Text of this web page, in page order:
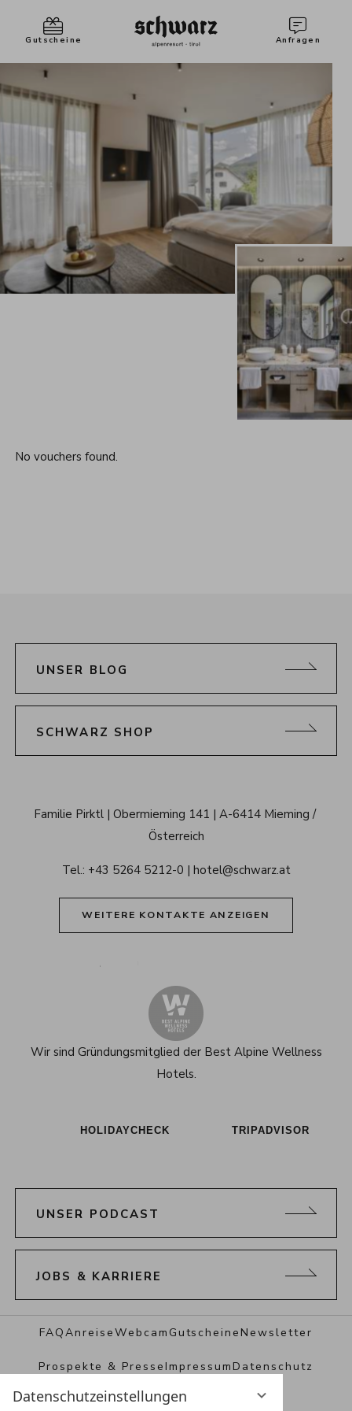
Datenschutzeinstellungen
Gutscheine Anfragen
No vouchers found.
UNSER BLOG
SCHWARZ SHOP
Schwarz
Familie Pirktl Obermieming 141
A-6414 Mieming /
Österreich
Tel.: +43 5264 5212-0 hotel@schwarz.at
WEITERE KONTAKTE ANZEIGEN
Wir sind Gründungsmitglied der Best Alpine Wellness
Hotels.
HOLIDAYCHECK TRIPADVISOR
UNSER PODCAST
JOBS & KARRIERE
FAQAnreiseWebcam GutscheineNewsletter
Prospekte & PresseImpressumDatenschutz
Datenschutzeinstellungen AGB